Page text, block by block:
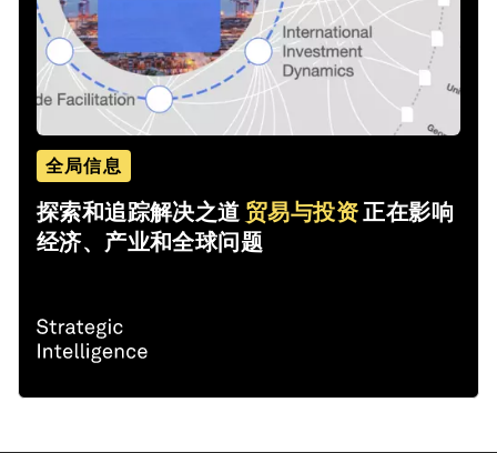
全局信息
探索和追踪解决之道 贸易与投资正在影响
经济、产业和全球问题